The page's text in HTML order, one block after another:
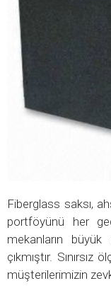
Fiberglass saksı,
portföyünü her
mekanların büyük
çıkmıştır.
müşterilerimizin